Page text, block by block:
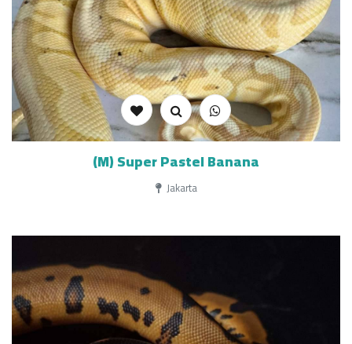
(M) Super Pastel Banana
Jakarta